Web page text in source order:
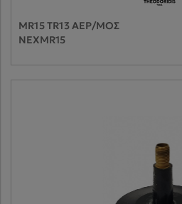
MR15 TR13 ΑΕΡ/ΜΟΣ
NEXMR15